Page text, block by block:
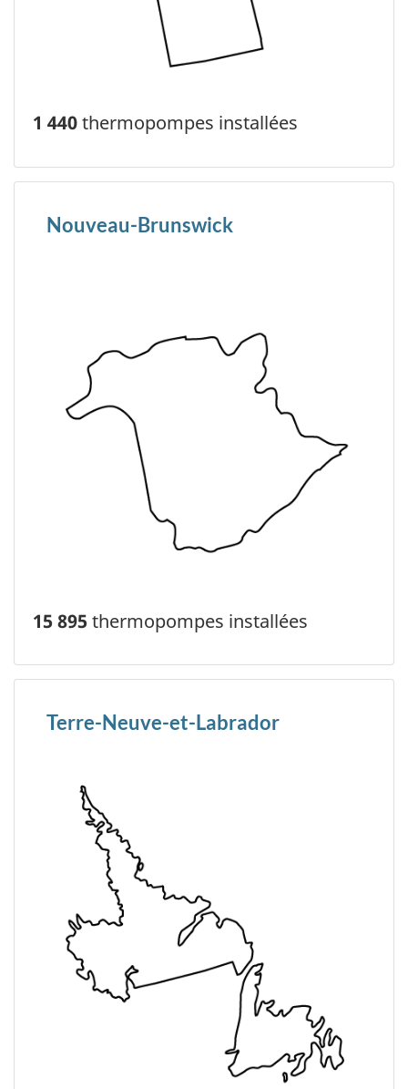
1 440thermopompes installées
Nouveau-Brunswick
15 895thermopompes installées
Terre-Neuve-et-Labrador